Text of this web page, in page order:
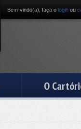
Bem-vindo(a), faça o login ou
O